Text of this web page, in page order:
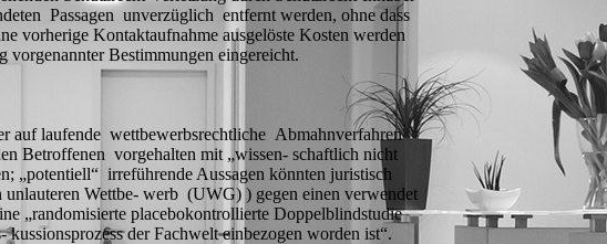
Passagen unverzüglich entfernt werden, ohne dass
vorherige Kontaktaufnahme ausgelöste Kosten werden
Bestimmungen eingereicht.
auf laufende wettbewerbsrechtliche Abmahnverfahren
Betroffenen vorgehalten mit „wissen- schaftlich nicht
„potentiell“ irreführende Aussagen könnten juristisch
Wettbe- werb (UWG) ) gegen einen verwendet
„randomisierte placebokontrollierte Doppelblindstudie
der Fachwelt einbezogen worden ist“.